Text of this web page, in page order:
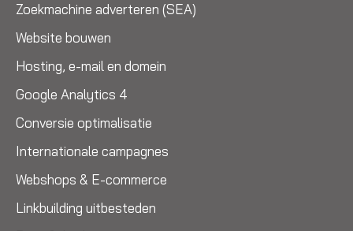
Zoekmachine adverteren (SEA)
Website bouwen
Hosting, e-mail en domein
Google Analytics 4
Conversie optimalisatie
Internationale campagnes
Webshops & E-commerce
Linkbuilding uitbesteden